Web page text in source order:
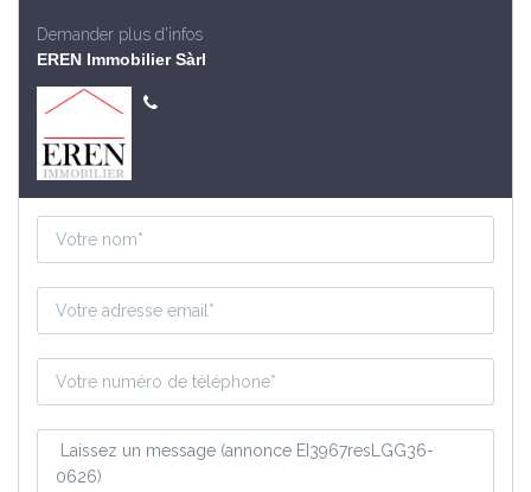
Demander plus d'infos
EREN Immobilier Sàrl